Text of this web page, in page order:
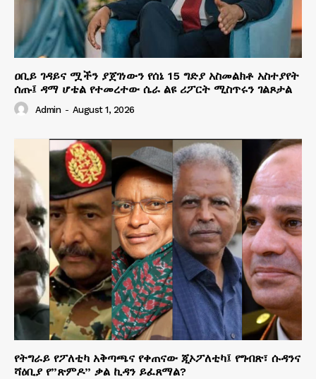
ዐቢይ ገዳይና ሟችን ያጀገነውን የሰኔ 15 ግድያ አስመልክቶ አስተያየት
ሰጡ፤ ዳማ ሆቴል የተመረተው ሴራ ልዩ ሪፖርት ሚስጥሩን ገልጾታል
Admin - August 1, 2026
የትግራይ የፖለቲካ አቅጣጫና የቀጠናው ጂኦፖለቲካ፤ የግብጽ፣ ሱዳንና
ሻዕቢያ የ”ጽምዶ” ቃል ኪዳን ይፈጸማል?